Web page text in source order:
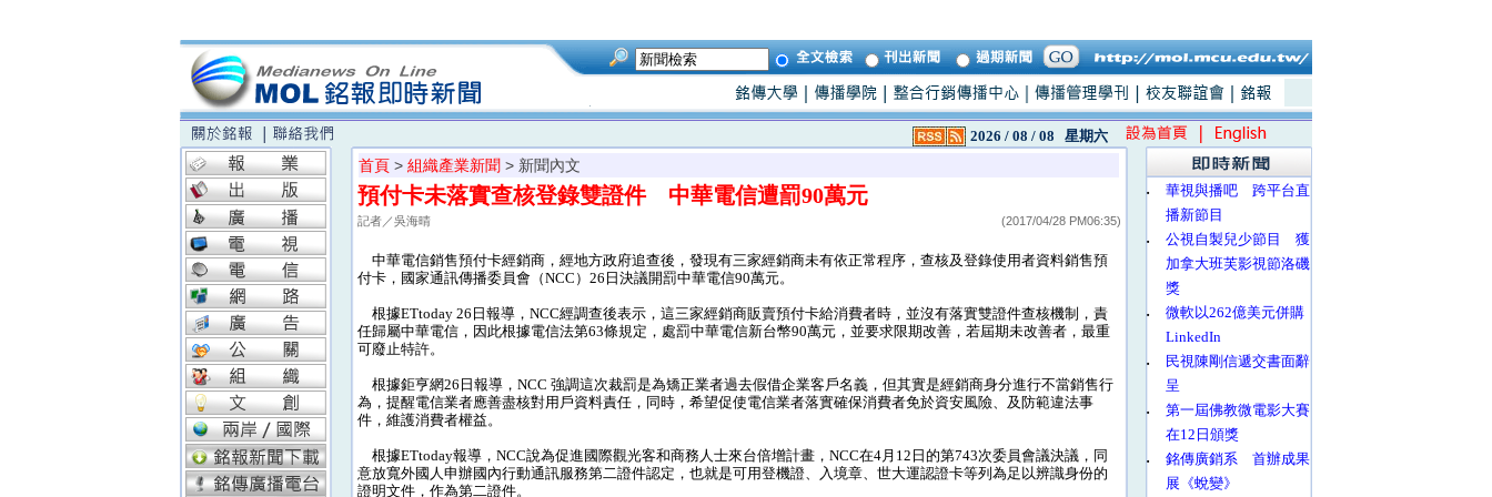
2026 / 08 / 08 星期六
首頁 > 組織產業新聞 > 新聞內文
預付卡未落實查核登錄雙證件 中華電信遭罰90萬元
記者／吳海晴 (2017/04/28 PM06:35)
中華電信銷售預付卡經銷商，經地方政府追查後，發現有三家經銷商未有依正常程序，查核及登錄使用者資料銷售預
付卡，國家通訊傳播委員會（NCC）26日決議開罰中華電信90萬元。
根據ETtoday 26日報導，NCC經調查後表示，這三家經銷商販賣預付卡給消費者時，並沒有落實雙證件查核機制，責
任歸屬中華電信，因此根據電信法第63條規定，處罰中華電信新台幣90萬元，並要求限期改善，若屆期未改善者，最重
可廢止特許。
根據鉅亨網26日報導，NCC 強調這次裁罰是為矯正業者過去假借企業客戶名義，但其實是經銷商身分進行不當銷售行
為，提醒電信業者應善盡核對用戶資料責任，同時，希望促使電信業者落實確保消費者免於資安風險、及防範違法事
件，維護消費者權益。
根據ETtoday報導，NCC說為促進國際觀光客和商務人士來台倍增計畫，NCC在4月12日的第743次委員會議決議，同
意放寬外國人申辦國內行動通訊服務第二證件認定，也就是可用登機證、入境章、世大運認證卡等列為足以辨識身份的
證明文件，作為第二證件。
‧
華視與播吧 跨平台直
播新節目
‧
公視自製兒少節目 獲
加拿大班芙影視節洛磯
獎
‧
微軟以262億美元併購
LinkedIn
‧
民視陳剛信遞交書面辭
呈
‧
第一屆佛教微電影大賽
在12日頒獎
‧
銘傳廣銷系 首辦成果
展《蛻變》